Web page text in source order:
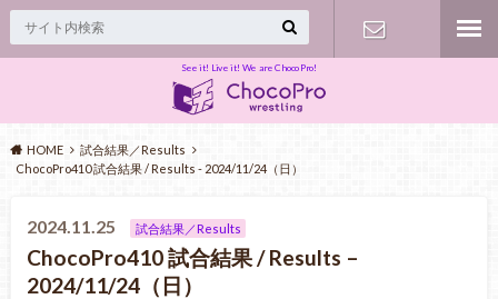
See it! Live it! We are ChocoPro!
HOME
試合結果／Results
ChocoPro410 試合結果 / Results - 2024/11/24（日）
2024.11.25 試合結果／Results
ChocoPro410 試合結果 / Results –
2024/11/24（日）